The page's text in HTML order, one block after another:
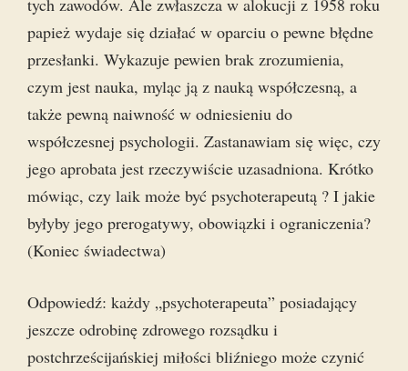
tych zawodów. Ale zwłaszcza w alokucji z 1958 roku
papież wydaje się działać w oparciu o pewne błędne
przesłanki. Wykazuje pewien brak zrozumienia,
czym jest nauka, myląc ją z nauką współczesną, a
także pewną naiwność w odniesieniu do
współczesnej psychologii. Zastanawiam się więc, czy
jego aprobata jest rzeczywiście uzasadniona. Krótko
mówiąc, czy laik może być psychoterapeutą ? I jakie
byłyby jego prerogatywy, obowiązki i ograniczenia?
(Koniec świadectwa)
Odpowiedź: każdy „psychoterapeuta” posiadający
jeszcze odrobinę zdrowego rozsądku i
postchrześcijańskiej miłości bliźniego może czynić